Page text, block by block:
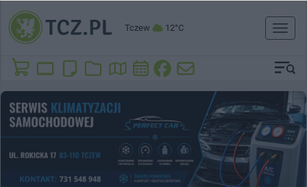
Tczew 12°C
Toggle